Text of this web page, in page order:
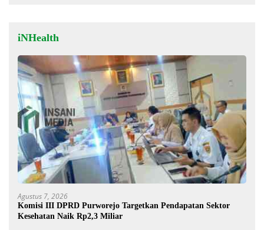
iNHealth
Agustus 7, 2026
Komisi III DPRD Purworejo Targetkan Pendapatan Sektor
Kesehatan Naik Rp2,3 Miliar